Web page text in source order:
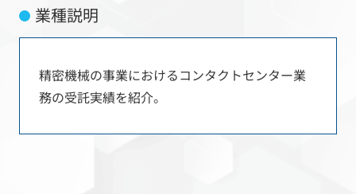
業種説明
精密機械の事業におけるコンタクトセンター業
務の受託実績を紹介。